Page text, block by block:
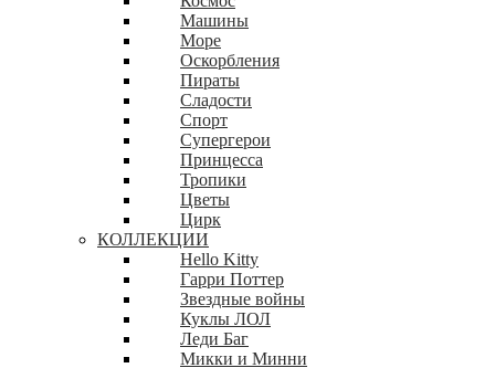
Машины
Море
Оскорбления
Пираты
Сладости
Спорт
Супергерои
Принцесса
Тропики
Цветы
Цирк
КОЛЛЕКЦИИ
Hello Kitty
Гарри Поттер
Звездные войны
Куклы ЛОЛ
Леди Баг
Микки и Минни